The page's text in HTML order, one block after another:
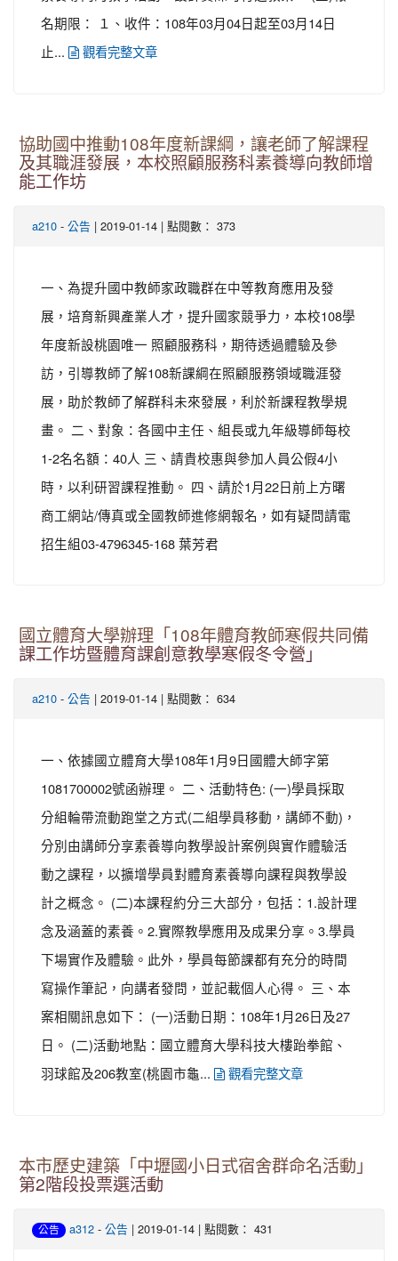
名期限： １、收件：108年03月04日起至03月14日
止...
觀看完整文章
協助國中推動108年度新課綱，讓老師了解課程
及其職涯發展，本校照顧服務科素養導向教師增
能工作坊
a210 - 公告 | 2019-01-14 | 點閱數： 373
一、為提升國中教師家政職群在中等教育應用及發
展，培育新興產業人才，提升國家競爭力，本校108學
年度新設桃園唯一 照顧服務科，期待透過體驗及參
訪，引導教師了解108新課綱在照顧服務領域職涯發
展，助於教師了解群科未來發展，利於新課程教學規
畫。 二、對象：各國中主任、組長或九年級導師每校
1-2名名額：40人 三、請貴校惠與參加人員公假4小
時，以利研習課程推動。 四、請於1月22日前上方曙
商工網站/傳真或全國教師進修網報名，如有疑問請電
招生組03-4796345-168 葉芳君
國立體育大學辦理「108年體育教師寒假共同備
課工作坊暨體育課創意教學寒假冬令營」
a210 - 公告 | 2019-01-14 | 點閱數： 634
一、依據國立體育大學108年1月9日國體大師字第
1081700002號函辦理。 二、活動特色: (一)學員採取
分組輪帶流動跑堂之方式(二組學員移動，講師不動)，
分別由講師分享素養導向教學設計案例與實作體驗活
動之課程，以擴增學員對體育素養導向課程與教學設
計之概念。 (二)本課程約分三大部分，包括：1.設計理
念及涵蓋的素養。2.實際教學應用及成果分享。3.學員
下場實作及體驗。此外，學員每節課都有充分的時間
寫操作筆記，向講者發問，並記載個人心得。 三、本
案相關訊息如下： (一)活動日期：108年1月26日及27
日。 (二)活動地點：國立體育大學科技大樓跆拳館、
羽球館及206教室(桃園市龜...
觀看完整文章
本市歷史建築「中壢國小日式宿舍群命名活動」
第2階段投票選活動
公告 a312 - 公告 | 2019-01-14 | 點閱數： 431